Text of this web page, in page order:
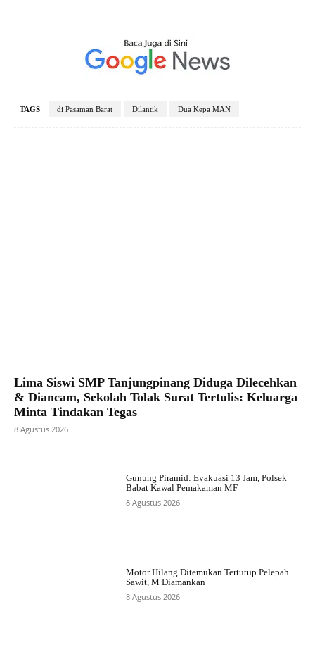
TAGS di Pasaman Barat Dilantik Dua Kepa MAN
Lima Siswi SMP Tanjungpinang Diduga Dilecehkan
& Diancam, Sekolah Tolak Surat Tertulis: Keluarga
Minta Tindakan Tegas
8 Agustus 2026
Gunung Piramid: Evakuasi 13 Jam, Polsek
Babat Kawal Pemakaman MF
8 Agustus 2026
Motor Hilang Ditemukan Tertutup Pelepah
Sawit, M Diamankan
8 Agustus 2026